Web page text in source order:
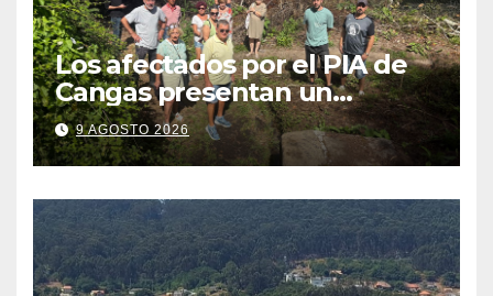
Los afectados por el PIA de
Cangas presentan un
recurso: “Lo vamos a luchar”
9 AGOSTO 2026